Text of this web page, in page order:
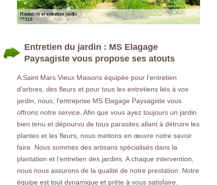
Entretien du jardin : MS Elagage
Paysagiste vous propose ses atouts
A Saint Mars Vieux Maisons équipée pour l’entretien
d’arbres, des fleurs et pour tous les entretiens liés à vos
jardin, nous, l’entreprise MS Elagage Paysagiste vous
offrons notre service. Afin que vous ayez toujours un jardin
bien tenu et dépourvu de tous parasites allant à détruire les
plantes et les fleurs, nous mettons en œuvre notre savoir
faire. Nous sommes des artisans spécialisés dans la
plantation et l’entretien des jardins. A chaque intervention,
nous nous assurons de la qualité de notre prestation. Notre
équipe est tout dynamique et prête à vous satisfaire.